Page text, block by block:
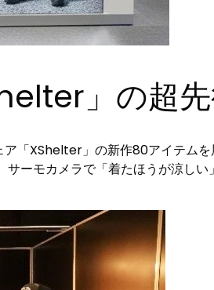
」の超
「XShelter」の新作80アイテム
ーモカメラで「着たほうが涼し